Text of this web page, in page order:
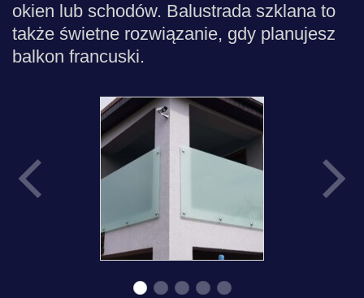
okien lub schodów. Balustrada szklana to
także świetne rozwiązanie, gdy planujesz
balkon francuski.